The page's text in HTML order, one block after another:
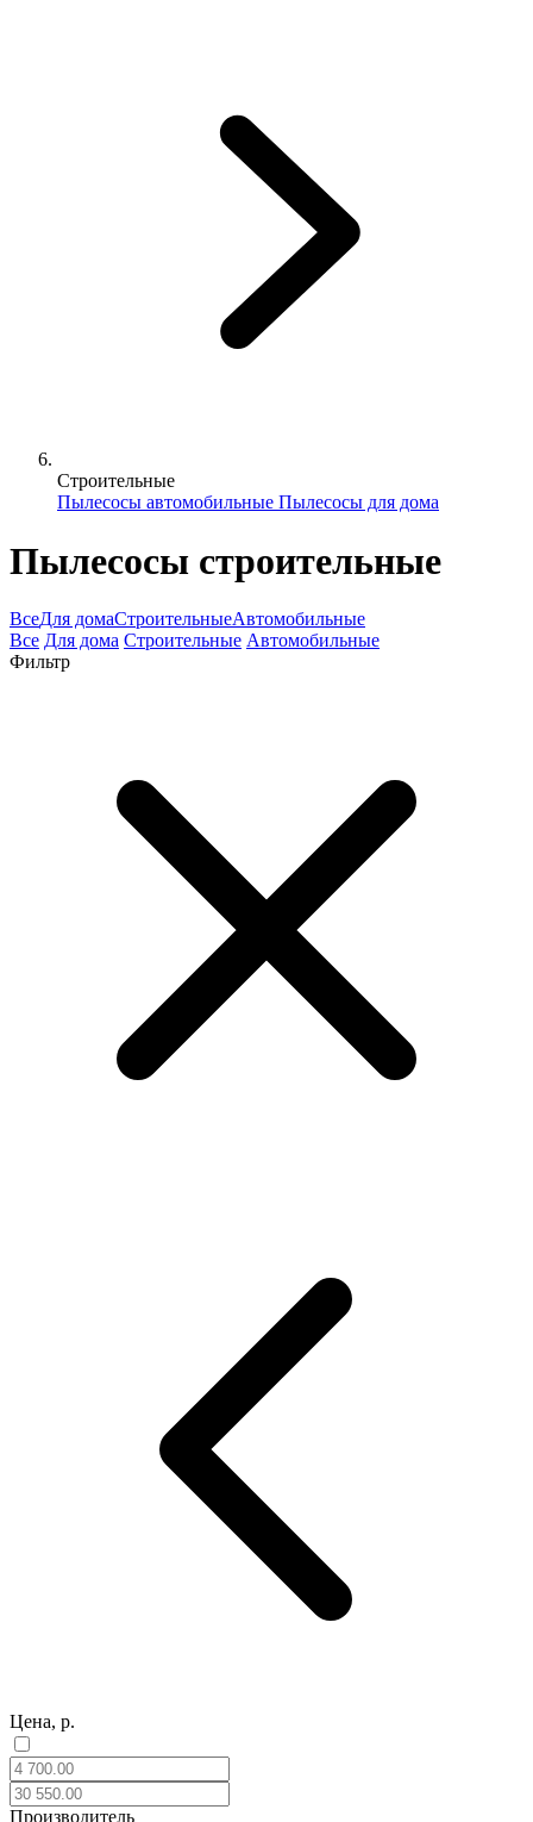
Строительные
Пылесосы автомобильные Пылесосы для дома
Пылесосы строительные
ВсеДля домаСтроительныеАвтомобильные
Все Для дома Строительные Автомобильные
Фильтр
Цена, р.
Производитель